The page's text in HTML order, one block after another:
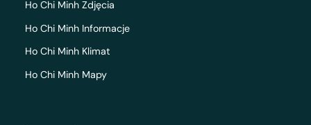
Ho Chi Minh Zdjęcia
Ho Chi Minh Informacje
Ho Chi Minh Klimat
Ho Chi Minh Mapy